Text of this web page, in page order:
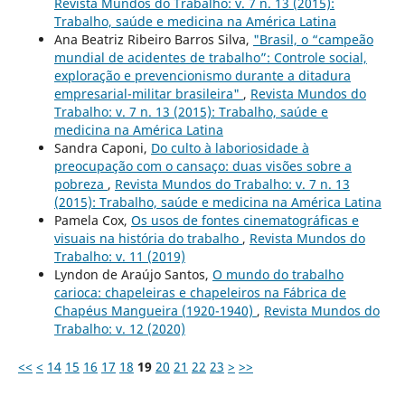
Trabalho, saúde e medicina na América Latina
Ana Beatriz Ribeiro Barros Silva, "Brasil, o “campeão
mundial de acidentes de trabalho”: Controle social,
exploração e prevencionismo durante a ditadura
empresarial-militar brasileira" , Revista Mundos do
Trabalho: v. 7 n. 13 (2015): Trabalho, saúde e
medicina na América Latina
Sandra Caponi, Do culto à laboriosidade à
preocupação com o cansaço: duas visões sobre a
pobreza , Revista Mundos do Trabalho: v. 7 n. 13
(2015): Trabalho, saúde e medicina na América Latina
Pamela Cox, Os usos de fontes cinematográficas e
visuais na história do trabalho , Revista Mundos do
Trabalho: v. 11 (2019)
Lyndon de Araújo Santos, O mundo do trabalho
carioca: chapeleiras e chapeleiros na Fábrica de
Chapéus Mangueira (1920-1940) , Revista Mundos do
Trabalho: v. 12 (2020)
<< < 14 15 16 17 18 19 20 21 22 23 > >>